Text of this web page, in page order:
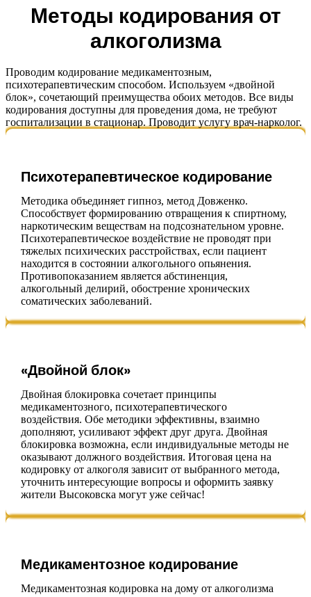
Методы кодирования от
алкоголизма
Проводим кодирование медикаментозным,
психотерапевтическим способом. Используем «двойной
блок», сочетающий преимущества обоих методов. Все виды
кодирования доступны для проведения дома, не требуют
госпитализации в стационар. Проводит услугу врач-нарколог.
Психотерапевтическое кодирование
Методика объединяет гипноз, метод Довженко.
Способствует формированию отвращения к спиртному,
наркотическим веществам на подсознательном уровне.
Психотерапевтическое воздействие не проводят при
тяжелых психических расстройствах, если пациент
находится в состоянии алкогольного опьянения.
Противопоказанием является абстиненция,
алкогольный делирий, обострение хронических
соматических заболеваний.
«Двойной блок»
Двойная блокировка сочетает принципы
медикаментозного, психотерапевтического
воздействия. Обе методики эффективны, взаимно
дополняют, усиливают эффект друг друга. Двойная
блокировка возможна, если индивидуальные методы не
оказывают должного воздействия. Итоговая цена на
кодировку от алкоголя зависит от выбранного метода,
уточнить интересующие вопросы и оформить заявку
жители Высоковска могут уже сейчас!
Медикаментозное кодирование
Медикаментозная кодировка на дому от алкоголизма